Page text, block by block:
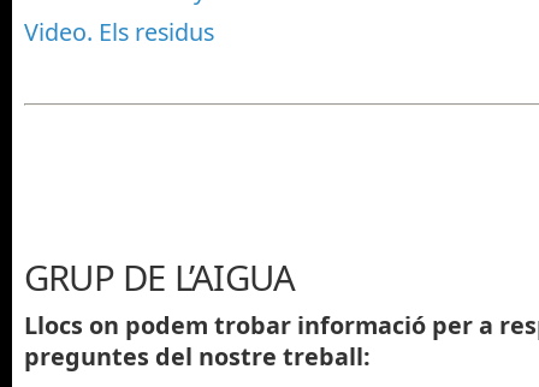
Video. Els residus
GRUP DE L’AIGUA
Llocs on podem trobar informació per a
preguntes del nostre treball: